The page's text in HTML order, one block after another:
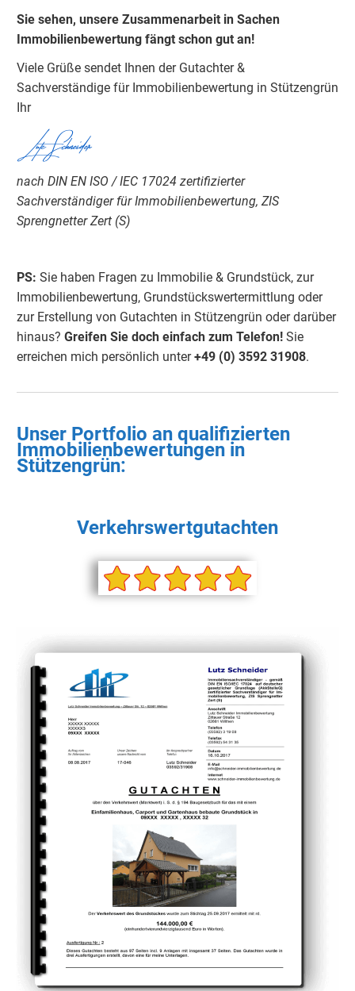
Sie sehen, unsere Zusammenarbeit in Sachen
Immobilienbewertung fängt schon gut an!
Viele Grüße sendet Ihnen der Gutachter &
Sachverständige für Immobilienbewertung in Stützengrün
Ihr
Lutz Schneider
nach DIN EN ISO / IEC 17024 zertifizierter
Sachverständiger für Immobilienbewertung, ZIS
Sprengnetter Zert (S)
PS: Sie haben Fragen zu Immobilie & Grundstück, zur
Immobilienbewertung, Grundstückswertermittlung oder
zur Erstellung von Gutachten in Stützengrün oder darüber
hinaus? Greifen Sie doch einfach zum Telefon! Sie
erreichen mich persönlich unter+49 (0) 3592 31908.
Unser Portfolio an qualifizierten
Immobilienbewertungen in
Stützengrün:
Verkehrswertgutachten